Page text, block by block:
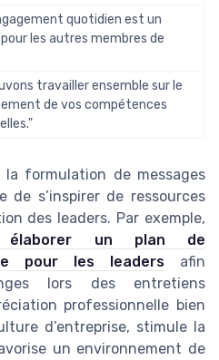
quotidien est un
les autres membres de
travailler ensemble sur le
de vos compétences
formulation de messages
de s’inspirer de ressources
des leaders. Par exemple,
élaborer un plan de
pour les leaders afin
lors des entretiens
professionnelle bien
d’entreprise, stimule la
un environnement de